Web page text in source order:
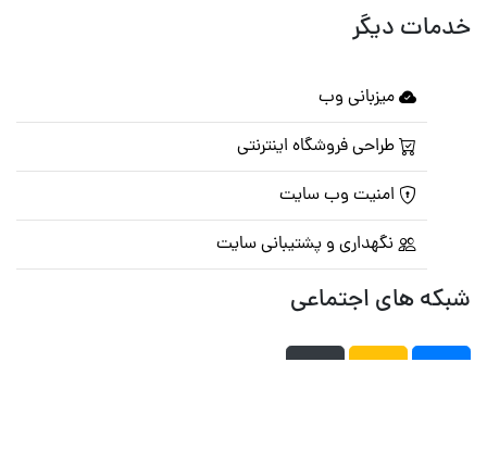
خدمات دیگر
میزبانی وب
طراحی فروشگاه اینترنتی
امنیت وب سایت
نگهداری و پشتیبانی سایت
شبکه های اجتماعی